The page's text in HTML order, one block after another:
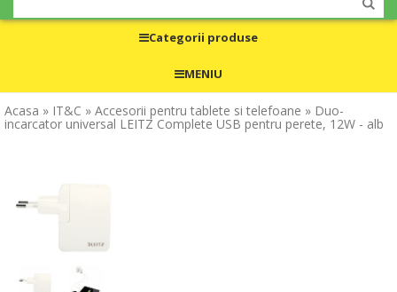
Categorii produse
MENIU
Acasa » IT&C » Accesorii pentru tablete si telefoane » Duo-
incarcator universal LEITZ Complete USB pentru perete, 12W - alb